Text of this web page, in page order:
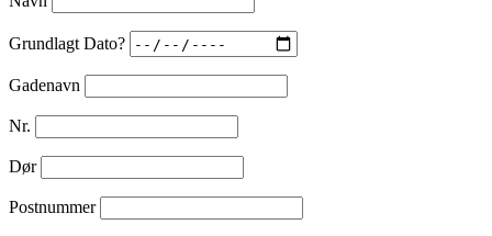
Grundlagt Dato?
Gadenavn
Nr.
Dør
Postnummer